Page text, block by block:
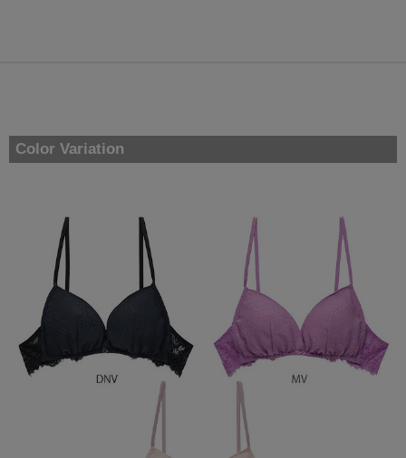
Color Variation